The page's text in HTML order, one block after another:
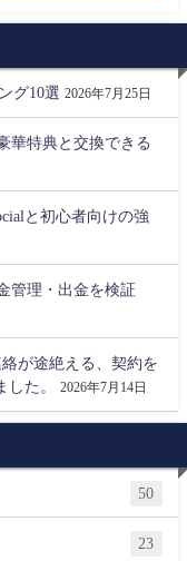
グ10選 2026年7月25日
華特典と交換できる
と初心者向けの強
管理・出金を検証
が途絶える、契約を
た。
2026年7月14日
50
23